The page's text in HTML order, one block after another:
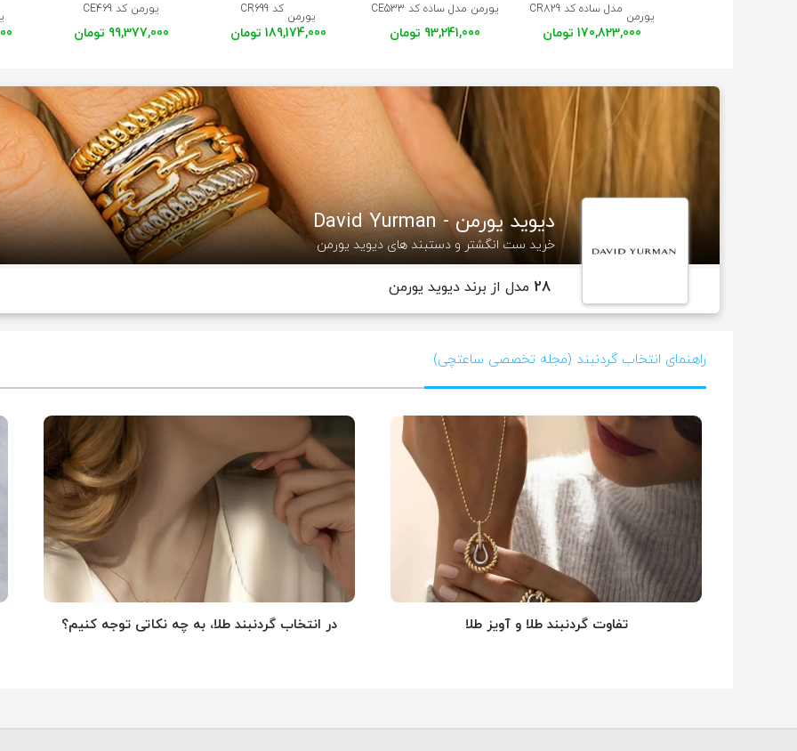
یورمن
مدل ساده کد CR829
170,823,000 تومان
یورمن مدل ساده کد CE533
93,241,000 تومان
یورمن
کد CR699
189,174,000 تومان
یورمن کد CE469
99,377,000 تومان
دیوید یورمن - David Yurman
خرید ست انگشتر و دستبند های دیوید یورمن
28 مدل از برند دیوید یورمن
راهنمای انتخاب گردنبند (مجله تخصصی ساعتچی)
تفاوت گردنبند طلا و آویز طلا در انتخاب گردنبند طلا‌، به چه نکاتی توجه کنیم؟